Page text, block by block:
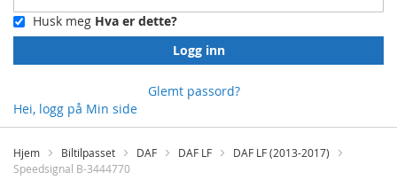
Husk meg Hva er dette?
Logg inn
Glemt passord?
Hei, logg på Min side
Skip
Content
Hjem Biltilpasset DAF DAF LF
DAF LF (2013-2017)
Speedsignal B-3444770